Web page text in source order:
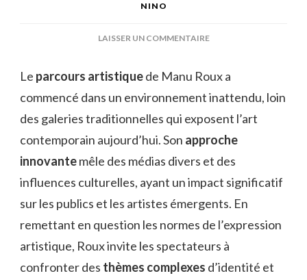
NINO
LAISSER UN COMMENTAIRESUR
Le parcours artistiquede Manu Roux a
commencé dans un environnement inattendu, loin
des galeries traditionnelles qui exposent l’art
contemporain aujourd’hui. Son approche
innovantemêle des médias divers et des
influences culturelles, ayant un impact significatif
sur les publics et les artistes émergents. En
remettant en question les normes de l’expression
artistique, Roux invite les spectateurs à
confronter des thèmes complexes d’identité et